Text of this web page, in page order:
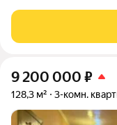
лоджия отделана,
электрика перебрана с
9 200 000 ₽
128,3 м² 3-комн.